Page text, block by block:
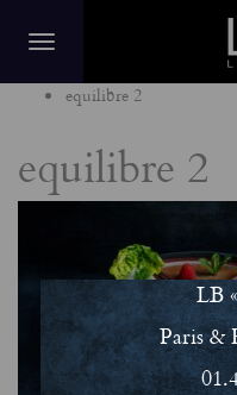
equilibre 2
equilibre 2
LB
Paris &